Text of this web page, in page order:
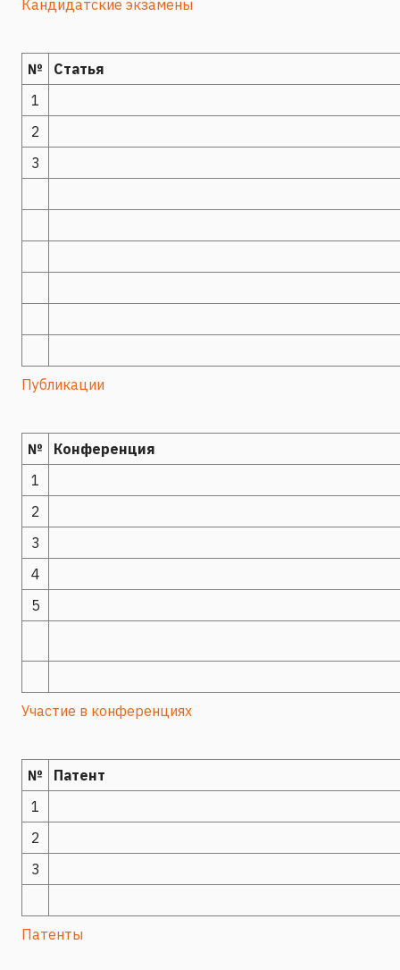
Кандидатские экзамены
Публикации
№
Статья
1
2
3
Участие в конференциях
№
Конференция
1
2
3
4
5
Патенты
№
Патент
1
2
3